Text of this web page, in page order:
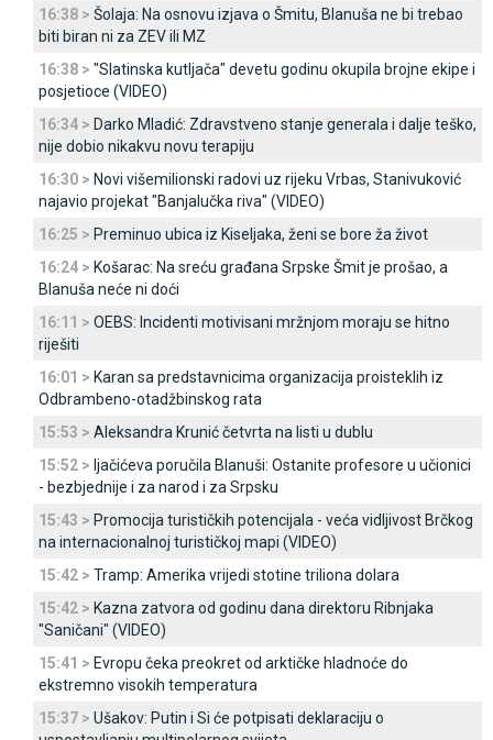
16:38 > Šolaja: Na osnovu izjava o Šmitu, Blanuša ne bi trebao
biti biran ni za ZEV ili MZ
16:38 > "Slatinska kutljača" devetu godinu okupila brojne ekipe i
posjetioce (VIDEO)
16:34 > Darko Mladić: Zdravstveno stanje generala i dalje teško,
nije dobio nikakvu novu terapiju
16:30 > Novi višemilionski radovi uz rijeku Vrbas, Stanivuković
najavio projekat "Banjalučka riva" (VIDEO)
16:25 > Preminuo ubica iz Kiseljaka, ženi se bore ža život
16:24 > Košarac: Na sreću građana Srpske Šmit je prošao, a
Blanuša neće ni doći
16:11 > OEBS: Incidenti motivisani mržnjom moraju se hitno
riješiti
16:01 > Karan sa predstavnicima organizacija proisteklih iz
Odbrambeno-otadžbinskog rata
15:53 > Aleksandra Krunić četvrta na listi u dublu
15:52 > Ijačićeva poručila Blanuši: Ostanite profesore u učionici
- bezbjednije i za narod i za Srpsku
15:43 > Promocija turističkih potencijala - veća vidljivost Brčkog
na internacionalnoj turističkoj mapi (VIDEO)
15:42 > Tramp: Amerika vrijedi stotine triliona dolara
15:42 > Kazna zatvora od godinu dana direktoru Ribnjaka
"Saničani" (VIDEO)
15:41 > Evropu čeka preokret od arktičke hladnoće do
ekstremno visokih temperatura
15:37 > Ušakov: Putin i Si će potpisati deklaraciju o